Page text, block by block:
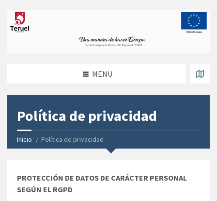
MENU
Política de privacidad
Inicio Política de privacidad
PROTECCIÓN DE DATOS DE CARÁCTER PERSONAL
SEGÚN EL RGPD